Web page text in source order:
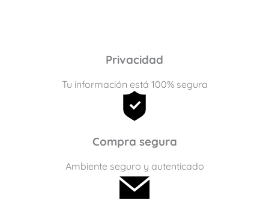
Privacidad
Tu información está 100% segura
Compra segura
Ambiente seguro y autenticado